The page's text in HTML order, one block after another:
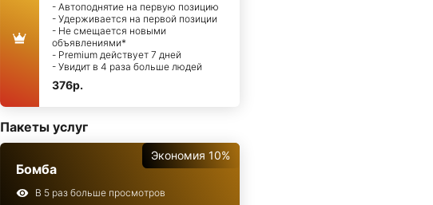
- Автоподнятие на первую позицию
- Удерживается на первой позиции
- Не смещается новыми
объявлениями*
- Premium действует 7 дней
- Увидит в 4 раза больше людей
376р.
Пакеты услуг
Экономия 10%
Бомба
В 5 раз больше просмотров